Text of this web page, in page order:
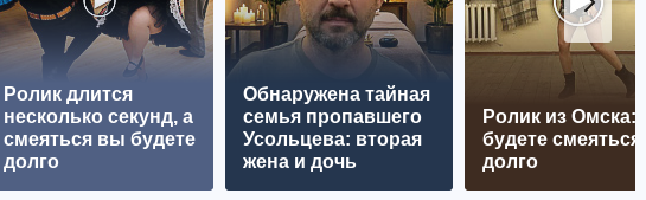
Ролик длится
несколько секунд, а
смеяться вы будете
долго
Обнаружена тайная
семья пропавшего
Усольцева: вторая
жена и дочь
Ролик из Омска:
будете смеяться
долго